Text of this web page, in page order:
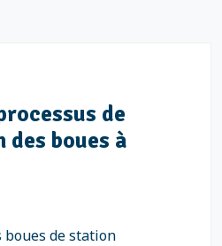
de
boues à
boues de station